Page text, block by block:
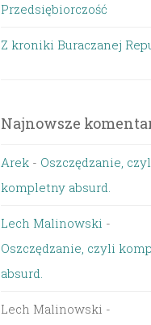
Przedsiębiorczość
Z kroniki Buraczanej
Najnowsze
Arek - Oszczędzanie,
kompletny absurd.
Lech Malinowski -
Oszczędzanie, czyli
absurd.
Lech Malinowski -